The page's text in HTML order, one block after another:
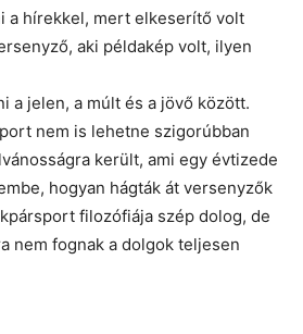
a hírekkel, mert elkeserítő volt
aki példakép volt, ilyen
a jelen, a múlt és a jövő között.
nem is lehetne szigorúbban
került, ami egy évtizede
hogyan hágták át versenyzők
filozófiája szép dolog, de
nem fognak a dolgok teljesen